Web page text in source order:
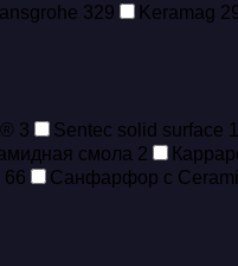
329 Keramag
3 Sentec solid surface
смола 2
66 Санфарфор с